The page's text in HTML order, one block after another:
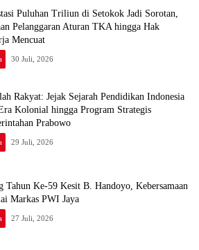
Puluhan Triliun di Setokok Jadi Sorotan,
Pelanggaran Aturan TKA hingga Hak
Mencuat
30 Juli, 2026
Rakyat: Jejak Sejarah Pendidikan Indonesia
Kolonial hingga Program Strategis
Prabowo
29 Juli, 2026
Tahun Ke-59 Kesit B. Handoyo, Kebersamaan
Markas PWI Jaya
27 Juli, 2026